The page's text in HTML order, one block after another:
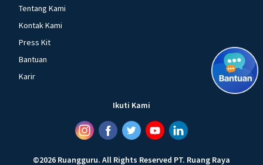
Tentang Kami
Kontak Kami
Press Kit
Bantuan
Karir
Ikuti Kami
©2026 Ruangguru. All Rights Reserved PT. Ruang Raya